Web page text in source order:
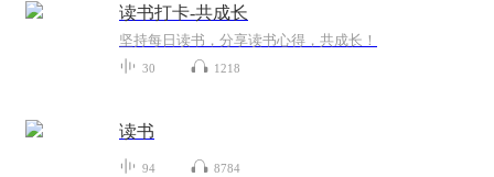
读书打卡-共成长
坚持每日读书，分享读书心得，共成长！
30 1218
读书
94 8784